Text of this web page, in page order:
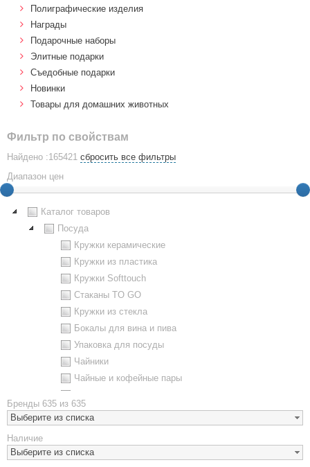
Полиграфические изделия
Награды
Подарочные наборы
Элитные подарки
Cъедобные подарки
Новинки
Товары для домашних животных
Фильтр по свойствам
Найдено :165421 сбросить все фильтры
Диапазон цен
Каталог товаров
Посуда
Кружки керамические
Кружки из пластика
Кружки Softtouch
Стаканы TO GO
Кружки из стекла
Бокалы для вина и пива
Упаковка для посуды
Чайники
Чайные и кофейные пары
Наборы посуды
Предметы сервировки
Стаканы
Эко кружки
Бренды 635 из 635
Выберите из списка
Наличие
Выберите из списка